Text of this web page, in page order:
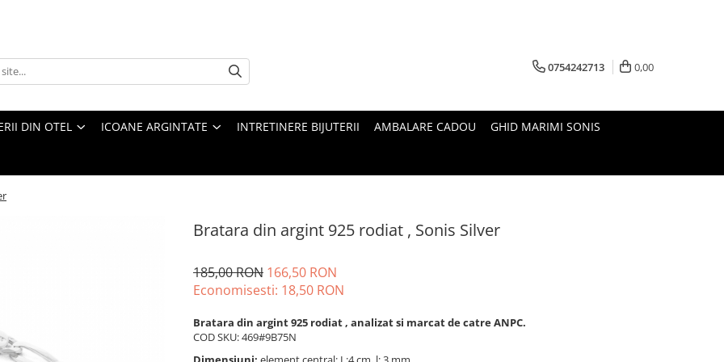
0754242713 0,00
DIN OTEL ICOANE ARGINTATE INTRETINERE BIJUTERII AMBALARE CADOU GHID MARIMI SONIS
Bratara din argint 925 rodiat , Sonis Silver
185,00 RON 166,50 RON
Economisesti: 18,50 RON
Bratara din argint 925 rodiat , analizat si marcat de catre ANPC.
COD SKU: 469#9B75N